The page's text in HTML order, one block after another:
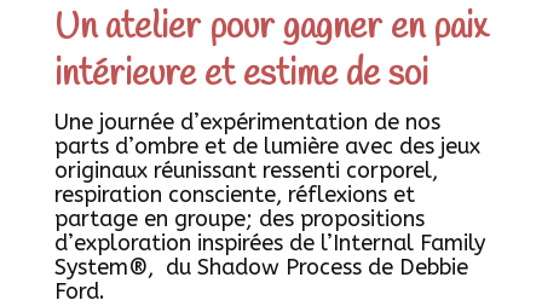
Un atelier pour gagner en paix
intérieure et estime de soi
Une journée d’expérimentation de nos
parts d’ombre et de lumière avec des jeux
originaux réunissant ressenti corporel,
respiration consciente, réflexions et
partage en groupe; des propositions
d’exploration inspirées de l’Internal Family
System®, du Shadow Process de Debbie
Ford.